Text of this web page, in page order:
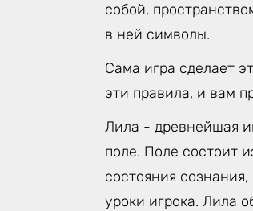
собой,
в ней символы.
Сама игра сделает
эти правила, и вам
Лила - древнейшая
поле. Поле состоит
состояния
уроки игрока. Лила